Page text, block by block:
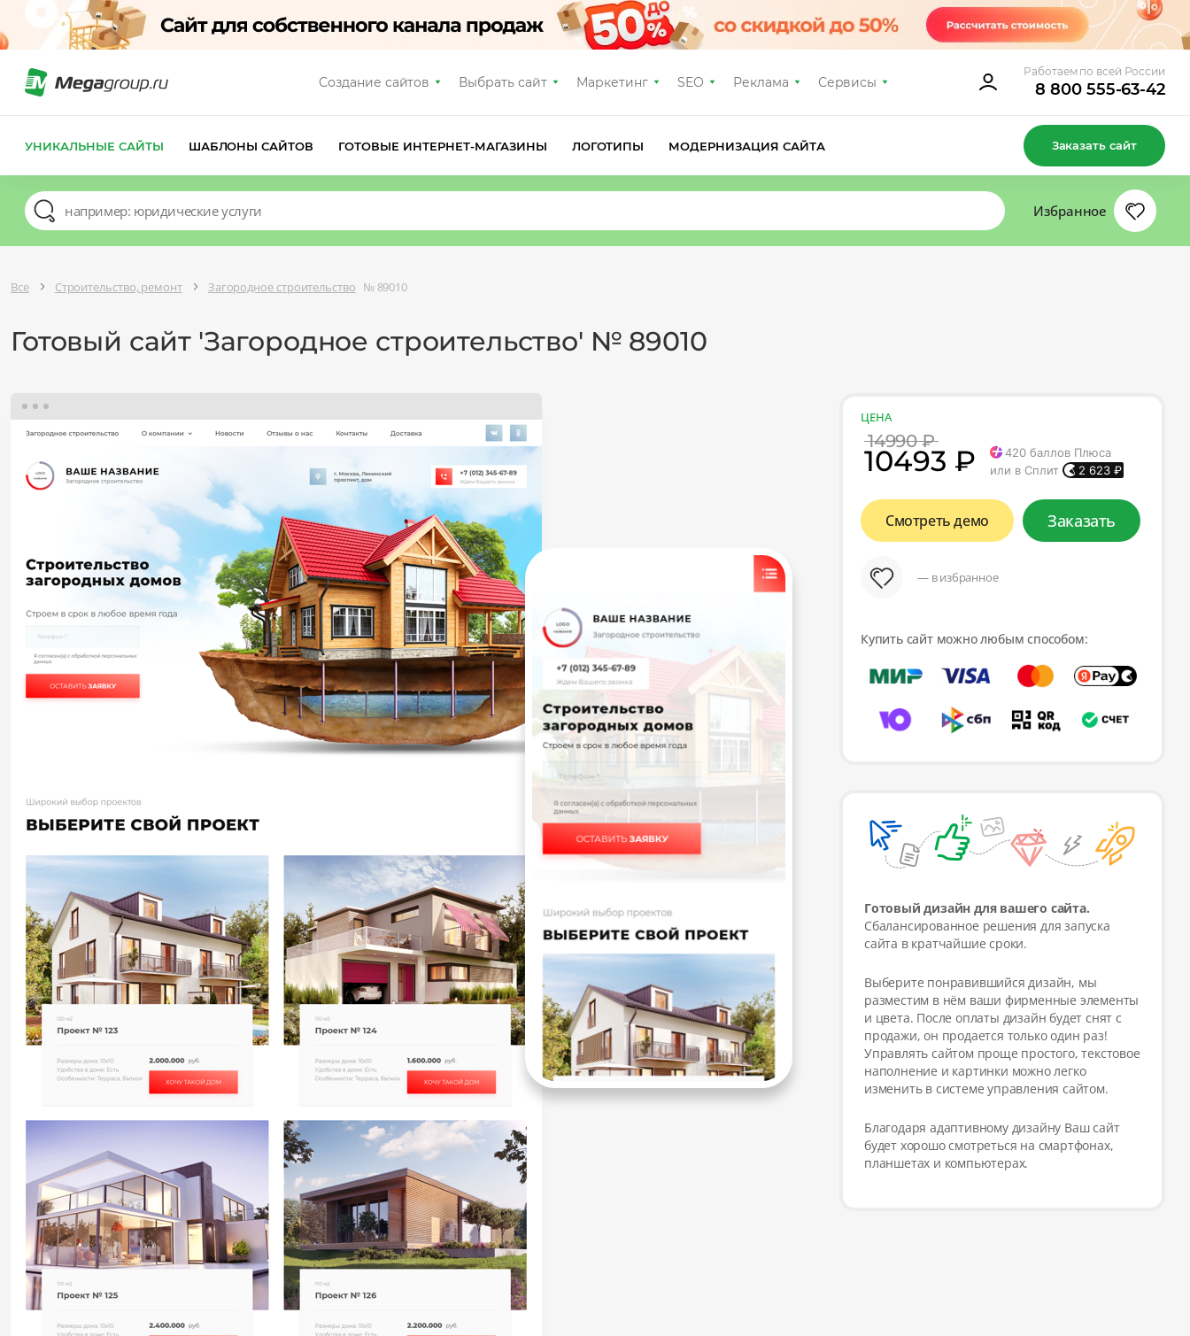
Создание сайтов Выбрать сайт Маркетинг SEO Реклама Сервисы
Работаем по всей России
8 800 555-63-42
УНИКАЛЬНЫЕ САЙТЫ ШАБЛОНЫ САЙТОВ ГОТОВЫЕ ИНТЕРНЕТ-МАГАЗИНЫ ЛОГОТИПЫ МОДЕРНИЗАЦИЯ САЙТА Заказать сайт
Избранное
Все Строительство, ремонт Загородное строительство № 89010
Готовый сайт 'Загородное строительство' № 89010
ЦЕНА
14990 ₽
10493 ₽ 420 баллов Плюса
или в Сплит
2 623 ₽
Смотреть демо Заказать
— в избранное
Купить сайт можно любым способом:
Готовый дизайн для вашего сайта.
Сбалансированное решения для запуска
сайта в кратчайшие сроки.
Выберите понравившийся дизайн, мы
разместим в нём ваши фирменные элементы
и цвета. После оплаты дизайн будет снят с
продажи, он продается только один раз!
Управлять сайтом проще простого, текстовое
наполнение и картинки можно легко
изменить в системе управления сайтом.
Благодаря адаптивному дизайну Ваш сайт
будет хорошо смотреться на смартфонах,
планшетах и компьютерах.